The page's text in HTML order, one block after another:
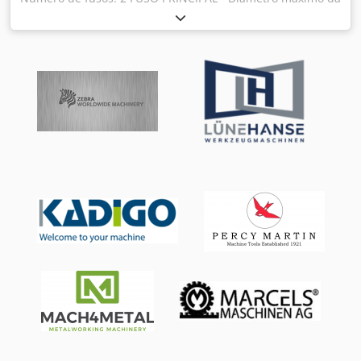
pressão * com filtro de papel - Magazine de barras:
TORNOS SBF326-3.2M - Sistema de extinção de incêndio *
por uma empresa qualificada indicada pelo comprador.
barra: 13 [mm] - Comprimento máximo de usinagem: 190
[mm] - Velocidade do fuso: 15000 [rpm] - Potência do
[graus] CONTRAFUSO - Diâmetro máximo da barra: 13
[mm] - Velocidade do fuso: 15000 [rpm] - Potência do
motor do fuso: 4 [kW] - Resolução mínima do eixo C: 0,001
[graus] SUPORTE DE BUCHAS 1 - Número de posições: 8 -
Número de posições motorizadas: 3 - Velocidade das
2 - Velocidade das ferramentas acionadas: 6000 [rpm] -
Potência das ferramentas acionadas: 1 [kW] DISPOSITIVO
FRONTAL - Número de posições: 4 USINAGEM CONTRÁRIA -
4 - Velocidade das ferramentas acionadas: 6000 [rpm] -
Potência das ferramentas acionadas: 0,75 [kW]
ALIMENTAÇÃO ELÉTRICA - Tensão de alimentação: 400 [V] -
Potência total: 26 [kVA] PESO E DIMENSÕES - Espaço
ocupado: 2170 x 1140 [mm] - Altura da máquina: 1890